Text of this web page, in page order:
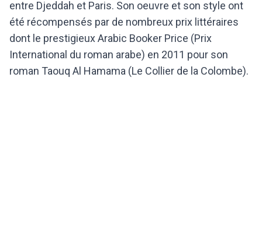
entre Djeddah et Paris. Son oeuvre et son style ont
été récompensés par de nombreux prix littéraires
dont le prestigieux Arabic Booker Price (Prix
International du roman arabe) en 2011 pour son
roman Taouq Al Hamama (Le Collier de la Colombe).